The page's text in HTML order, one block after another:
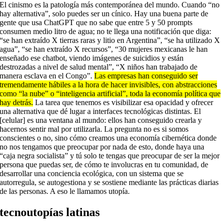
El cinismo es la patología más contemporánea del mundo. Cuando “no
hay alternativa”, solo puedes ser un cínico. Hay una buena parte de
gente que usa ChatGPT que no sabe que entre 5 y 50 prompts
consumen medio litro de agua; no te llega una notificación que diga:
“se han extraído X tierras raras y litio en Argentina”, “se ha utilizado X
agua”, “se han extraído X recursos”, “30 mujeres mexicanas le han
enseñado ese chatbot, viendo imágenes de suicidios y están
destrozadas a nivel de salud mental”, “X niños han trabajado de
manera esclava en el Congo”.Las empresas han conseguido ser
tremendamente hábiles a la hora de hacer invisibles, con abstracciones
como “la nube” o “inteligencia artificial”, toda la economía política que
hay detrás. La tarea que tenemos es visibilizar esa opacidad y ofrecer
una alternativa que dé lugar a interfaces tecnológicas distintas. El
[celular] es una ventana al mundo: ellos han conseguido crearla y
hacernos sentir mal por utilizarla. La pregunta no es si somos
conscientes o no, sino cómo creamos una economía cibernética donde
no nos tengamos que preocupar por nada de esto, donde haya una
“caja negra socialista” y tú solo te tengas que preocupar de ser la mejor
persona que puedas ser, de cómo te involucras en tu comunidad, de
desarrollar una conciencia ecológica, con un sistema que se
autorregula, se autogestiona y se sostiene mediante las prácticas diarias
de las personas. A eso le llamamos utopía.
tecnoutopías latinas